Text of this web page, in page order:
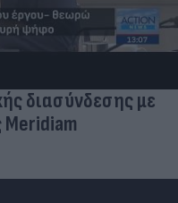
διασύνδεσης με